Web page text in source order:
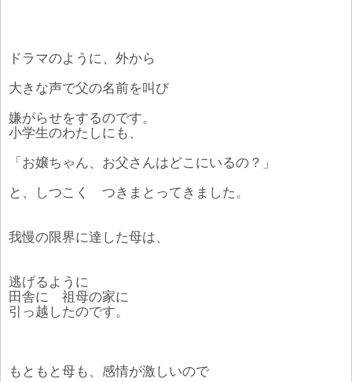
ドラマのように、外から
大きな声で父の名前を叫び
嫌がらせをするのです。
小学生のわたしにも、
「お嬢ちゃん、お父さんはどこにいるの？」
と、しつこく つきまとってきました。
我慢の限界に達した母は、
逃げるように
田舎に 祖母の家に
引っ越したのです。
もともと母も、感情が激しいので